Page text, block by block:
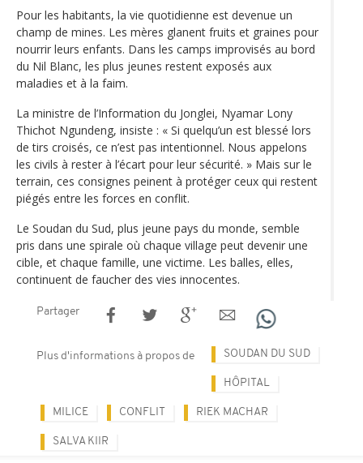
Pour les habitants, la vie quotidienne est devenue un
champ de mines. Les mères glanent fruits et graines pour
nourrir leurs enfants. Dans les camps improvisés au bord
du Nil Blanc, les plus jeunes restent exposés aux
maladies et à la faim.
La ministre de l’Information du Jonglei, Nyamar Lony
Thichot Ngundeng, insiste : « Si quelqu’un est blessé lors
de tirs croisés, ce n’est pas intentionnel. Nous appelons
les civils à rester à l’écart pour leur sécurité. » Mais sur le
terrain, ces consignes peinent à protéger ceux qui restent
piégés entre les forces en conflit.
Le Soudan du Sud, plus jeune pays du monde, semble
pris dans une spirale où chaque village peut devenir une
cible, et chaque famille, une victime. Les balles, elles,
continuent de faucher des vies innocentes.
Partager
Plus d'informations à propos de SOUDAN DU SUD
HÔPITAL
MILICE CONFLIT RIEK MACHAR
SALVA KIIR